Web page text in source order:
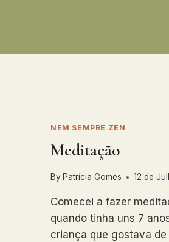
NEM SEMPRE ZEN
Meditação
By Patrícia Gomes 12 de
Comecei a fazer
quando tinha uns 7
criança que gostava